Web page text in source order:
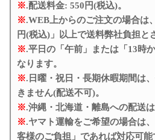
※.配送料金: 550円(税込)。
※.WEB上からのご注文の場合は
円(税込)」以上で送料弊社負担と
※.平日の「午前」または「13時
なります。
※.日曜・祝日・長期休暇期間は
きません(配送不可)。
※.沖縄・北海道・離島への配送
※.ヤマト運輸をご希望の場合は
客様のご負担」であれば対応可